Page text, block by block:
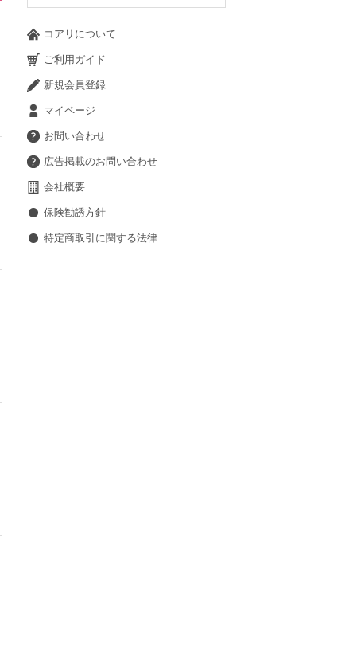
コアリについて
ご利用ガイド
新規会員登録
マイページ
お問い合わせ
広告掲載のお問い合わせ
会社概要
保険勧誘方針
特定商取引に関する法律